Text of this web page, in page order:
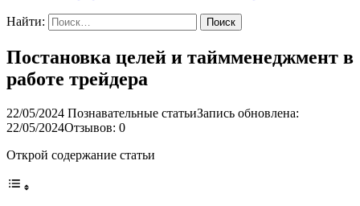
Найти:
Постановка целей и таймменеджмент в
работе трейдера
22/05/2024 Познавательные статьиЗапись обновлена:
22/05/2024Отзывов: 0
Открой содержание статьи